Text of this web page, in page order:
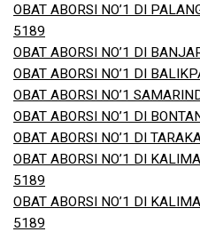
OBAT ABORSI NO’1 DI
5189
OBAT ABORSI NO’1 DI
OBAT ABORSI NO’1 DI
OBAT ABORSI NO’1
OBAT ABORSI NO’1 DI
OBAT ABORSI NO’1 DI
OBAT ABORSI NO’1 DI
5189
OBAT ABORSI NO’1 DI
5189